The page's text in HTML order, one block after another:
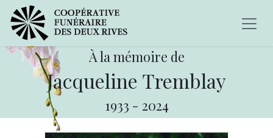
À la mémoire de
Jacqueline Tremblay
1933 - 2024